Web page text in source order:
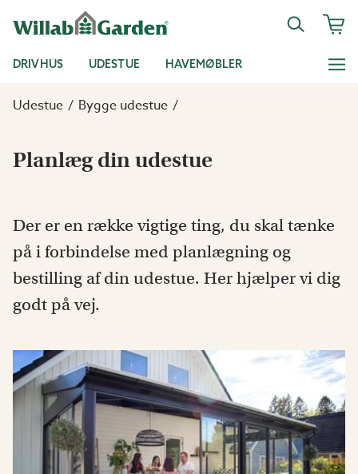
DRIVHUS UDESTUE HAVEMØBLER
Udestue Bygge udestue
Planlæg din udestue
Der er en række vigtige ting, du skal tænke
på i forbindelse med planlægning og
bestilling af din udestue. Her hjælper vi dig
godt på vej.